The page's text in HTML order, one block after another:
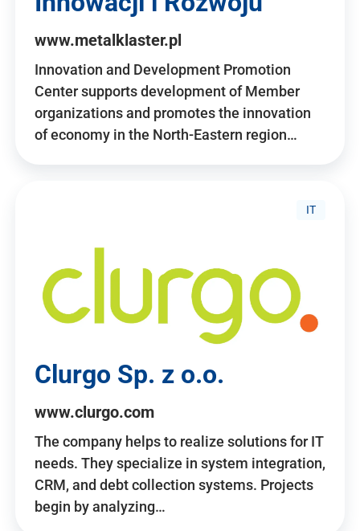
www.metalklaster.pl
Innovation and Development Promotion
Center supports development of Member
organizations and promotes the innovation
of economy in the North-Eastern region…
IT
Clurgo Sp. z o.o.
www.clurgo.com
The company helps to realize solutions for IT
needs. They specialize in system integration,
CRM, and debt collection systems. Projects
begin by analyzing…